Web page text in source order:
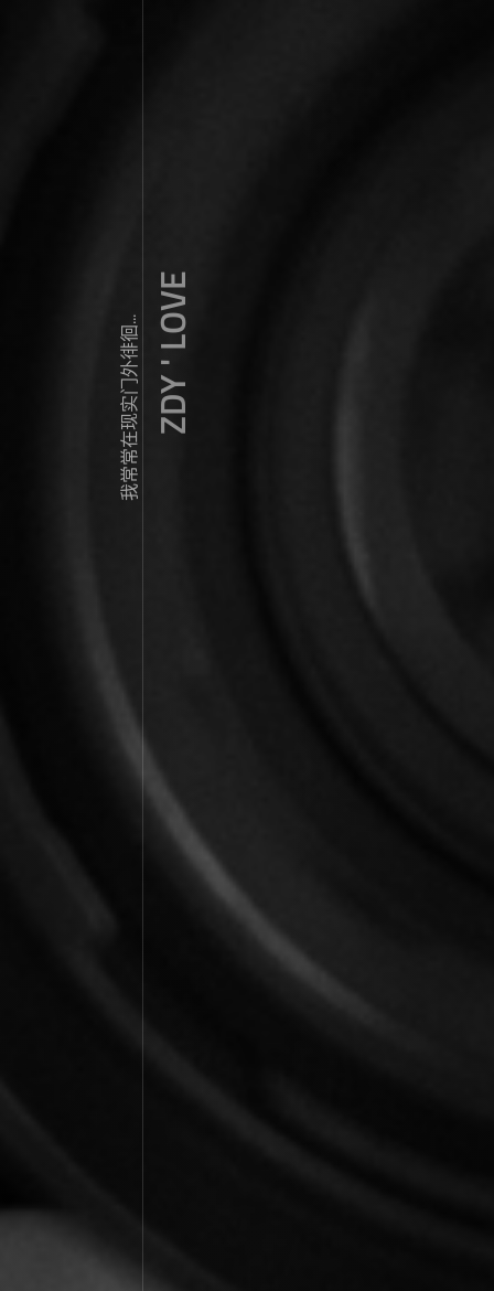
我常常在现实门外徘徊...ZDY ' LOVE